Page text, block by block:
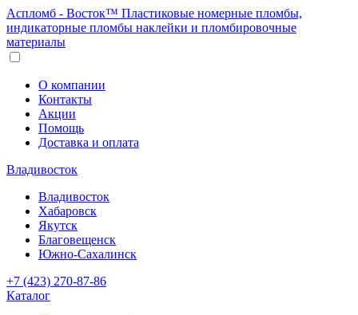
Аспломб - Восток™ Пластиковые номерные пломбы,
индикаторные пломбы наклейки и пломбировочные
материалы
О компании
Контакты
Акции
Помощь
Доставка и оплата
Владивосток
Владивосток
Хабаровск
Якутск
Благовещенск
Южно-Сахалинск
+7 (423) 270-87-86
Каталог